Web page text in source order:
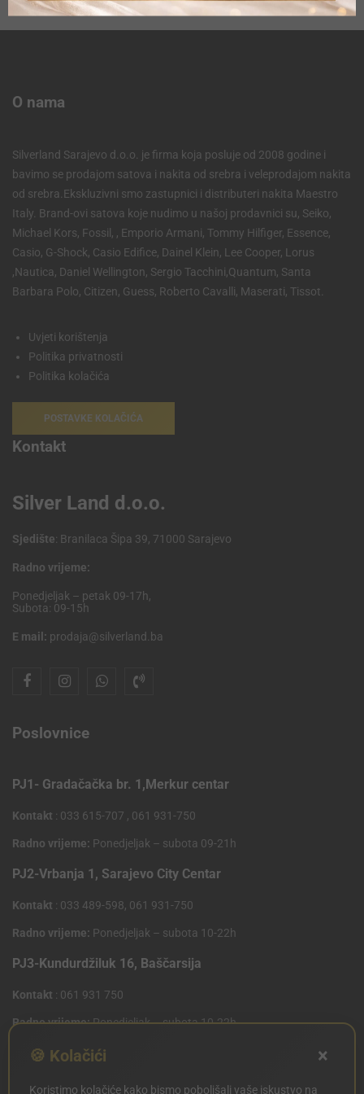
O nama
Silverland Sarajevo d.o.o. je firma koja posluje od 2008 godine i
bavimo se prodajom satova i nakita od srebra i veleprodajom nakita
od srebra.Ekskluzivni smo zastupnici i distributeri nakita Maestro
Italy. Brand-ovi satova koje nudimo u našoj prodavnici su, Seiko,
Michael Kors, Fossil, , Emporio Armani, Tommy Hilfiger, Essence,
Casio, G-Shock, Casio Edifice, Dainel Klein, Lee Cooper, Lorus
,Nautica, Daniel Wellington, Sergio Tacchini,Quantum, Santa
Barbara Polo, Citizen, Guess, Roberto Cavalli, Maserati, Tissot.
Uvjeti korištenja
Politika privatnosti
Politika kolačića
POSTAVKE KOLAČIĆA
Kontakt
Silver Land d.o.o.
Sjedište: Branilaca Šipa 39, 71000 Sarajevo
Radno vrijeme:
Ponedjeljak – petak 09-17h,
Subota: 09-15h
E mail: prodaja@silverland.ba
Poslovnice
PJ1- Gradačačka br. 1,Merkur centar
Kontakt : 033 615-707 , 061 931-750
Radno vrijeme: Ponedjeljak – subota 09-21h
PJ2-Vrbanja 1, Sarajevo City Centar
Kontakt : 033 489-598, 061 931-750
Radno vrijeme: Ponedjeljak – subota 10-22h
PJ3-Kundurdžiluk 16, Baščarsija
Kontakt : 061 931 750
Radno vrijeme:Ponedjeljak – subota 10-22h
PJ4 West Gate,Mostarsko raskrsce 10 (Penny Plus
🍪 Kolačići ×
Koristimo kolačiće kako bismo poboljšali vaše iskustvo na